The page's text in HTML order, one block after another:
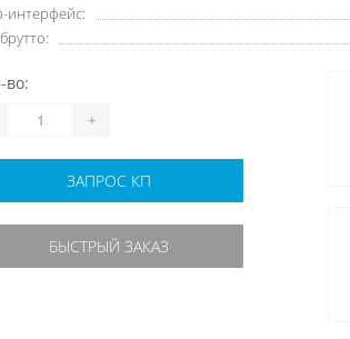
интерфейс:
во:
+
ЗАПРОС КП
БЫСТРЫЙ ЗАКАЗ